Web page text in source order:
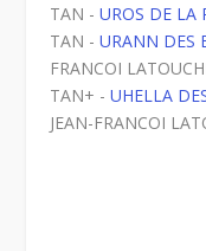
TAN -UROS DE LA
TAN -URANN DES
FRANCOI
TAN+ -UHELLA
JEAN-FRANCOI